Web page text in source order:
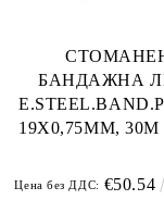
БАНДАЖНА
19Х0,75MM,
Цена без ДДС: €50.54